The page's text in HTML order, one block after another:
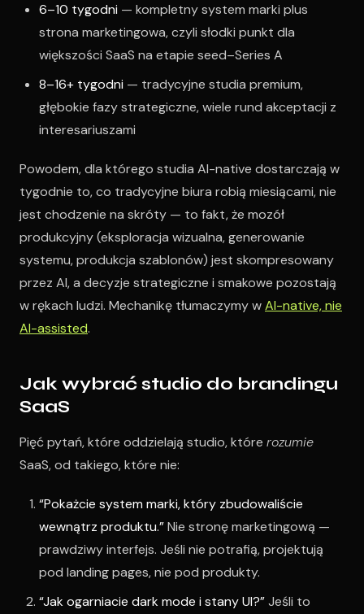
6–10 tygodni — kompletny system marki plus
strona marketingowa, czyli słodki punkt dla
większości SaaS na etapie seed–Series A
8–16+ tygodni — tradycyjne studia premium,
głębokie fazy strategiczne, wiele rund akceptacji z
interesariuszami
Powodem, dla którego studia AI-native dostarczają w
tygodnie to, co tradycyjne biura robią miesiącami, nie
jest chodzenie na skróty — to fakt, że mozół
produkcyjny (eksploracja wizualna, generowanie
systemu, produkcja szablonów) jest skompresowany
przez AI, a decyzje strategiczne i smakowe pozostają
w rękach ludzi. Mechanikę tłumaczymy wAI-native, nie
AI-assisted.
Jak wybrać studio do brandingu
SaaS
Pięć pytań, które oddzielają studio, które rozumie
SaaS, od takiego, które nie:
“Pokażcie system marki, który zbudowaliście
wewnątrz produktu.”Nie stronę marketingową —
prawdziwy interfejs. Jeśli nie potrafią, projektują
pod landing pages, nie pod produkty.
“Jak ogarniacie dark mode i stany UI?”Jeśli to